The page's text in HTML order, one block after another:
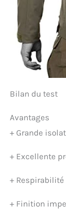
Bilan du test
Avantages
+ Grande
+ Excellente
+ Respirabilité
+ Finition